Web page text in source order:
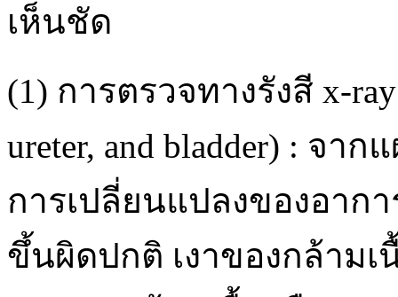
เห็นชัด
(1) การตรวจทางรังสี x-
ureter, and bladder) : จ
การเปลี่ยนแปลงของอาก
ขึ้นผิดปกติ เงาของกล้ามเ